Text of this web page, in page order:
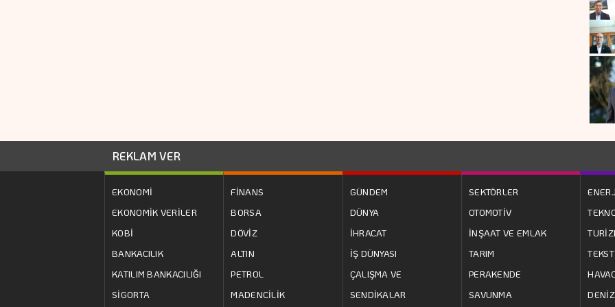
REKLAM VER
EKONOMİ
EKONOMİK VERİLER
KOBİ
BANKACILIK
KATILIM BANKACILIĞI
SİGORTA
FİNANS
BORSA
DÖVİZ
ALTIN
PETROL
MADENCİLİK
GÜNDEM
DÜNYA
İHRACAT
İŞ DÜNYASI
ÇALIŞMA VE
SENDİKALAR
SEKTÖRLER
OTOMOTİV
İNŞAAT VE EMLAK
TARIM
PERAKENDE
SAVUNMA